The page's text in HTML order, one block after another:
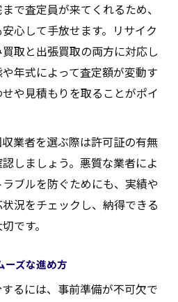
で査定員が来てくれるため、
心して手放せます。リサイク
取と出張買取の両方に対応し
年式によって査定額が変動す
や見積もりを取ることがポイ
業者を選ぶ際は許可証の有無
しましょう。悪質な業者によ
ブルを防ぐためにも、実績や
況をチェックし、納得できる
です。
ーズな進め方
るには、事前準備が不可欠で